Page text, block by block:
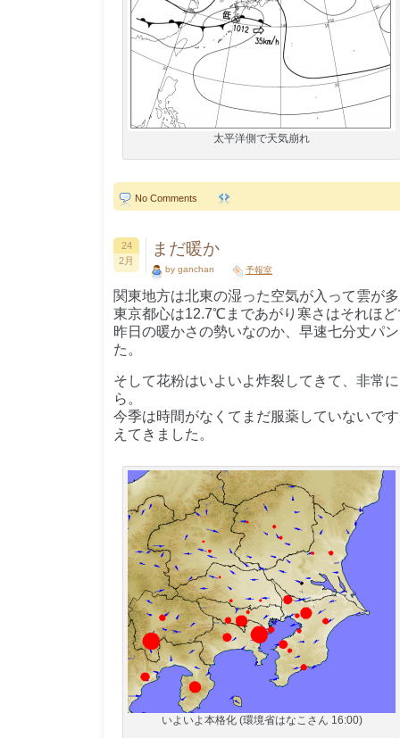
太平洋側で天気崩れ
No Comments
24
2月
まだ暖か
by ganchan 予報室
関東地方は北東の湿った空気が入って雲が
東京都心は12.7℃まであがり寒さはそれほ
昨日の暖かさの勢いなのか、早速七分丈パ
た。
そして花粉はいよいよ炸裂してきて、非常
ら。
今季は時間がなくてまだ服薬していないで
えてきました。
いよいよ本格化 (環境省はなこさん 16:00)